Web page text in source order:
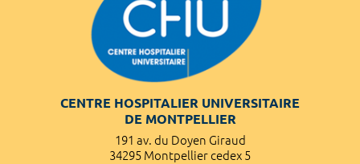
CENTRE HOSPITALIER UNIVERSITAIRE
DE MONTPELLIER
191 av. du Doyen Giraud
34295 Montpellier cedex 5